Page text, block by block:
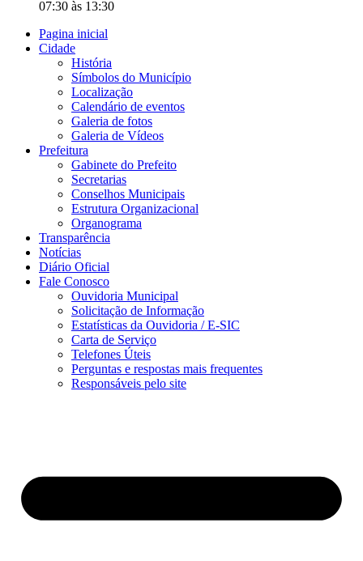
07:30 às 13:30
Pagina inicial
Cidade
História
Símbolos do Município
Localização
Calendário de eventos
Galeria de fotos
Galeria de Vídeos
Prefeitura
Gabinete do Prefeito
Secretarias
Conselhos Municipais
Estrutura Organizacional
Organograma
Transparência
Notícias
Diário Oficial
Fale Conosco
Ouvidoria Municipal
Solicitação de Informação
Estatísticas da Ouvidoria / E-SIC
Carta de Serviço
Telefones Úteis
Perguntas e respostas mais frequentes
Responsáveis pelo site